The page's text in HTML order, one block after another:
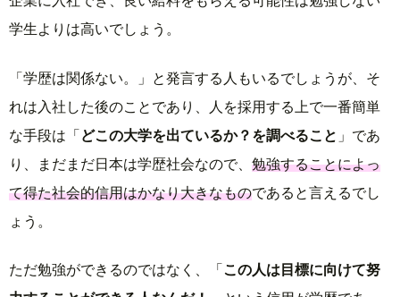
学生よりは高いでしょう。
「学歴は関係ない。」と発言する人もいるでしょうが、そ
れは入社した後のことであり、人を採用する上で一番簡単
な手段は「どこの大学を出ているか？を調べること 」であ
り、まだまだ日本は学歴社会なので、 勉強することによっ
て得た社会的信用はかなり大きなものであると言えるでし
ょう。
ただ勉強ができるのではなく、「この人は目標に向けて努